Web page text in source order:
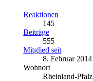
Reaktionen
145
Beiträge
555
Mitglied seit
8. Februar 2014
Wohnort
Rheinland-Pfalz